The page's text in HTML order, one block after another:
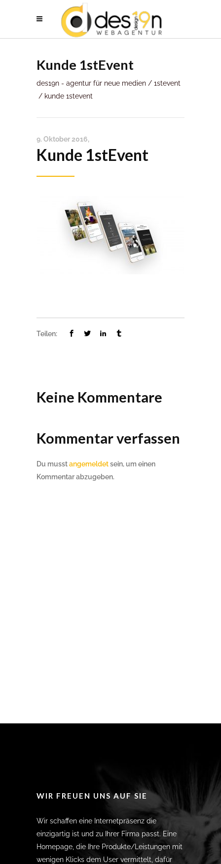
Kunde 1stEvent
des19n - agentur für neue medien / 1stevent
/ kunde 1stevent
9. Oktober 2016
Kunde 1stEvent
Teilen:
Keine Kommentare
Kommentar verfassen
Du musstangemeldetsein, um einen
Kommentar abzugeben.
WIR FREUEN UNS AUF SIE
Wir schaffen eine Internetpräsenz die
einzigartig ist und zu Ihrer Firma passt. Eine
Homepage, die Ihre Produkte/Leistungen mit
wenigen Klicks dem User vermittelt, dafür